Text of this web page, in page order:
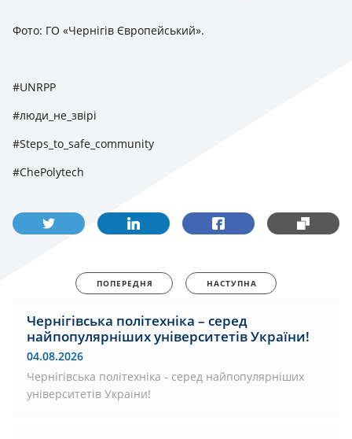
Фото: ГО «Чернігів Європейський».
#UNRPP
#люди_не_звірі
#Steps_to_safe_community
#ChePolytech
ПОПЕРЕДНЯ НАСТУПНА
Чернігівська політехніка – серед
найпопулярніших університетів України!
04.08.2026
Чернігівська політехніка - серед найпопулярніших
університетів України!